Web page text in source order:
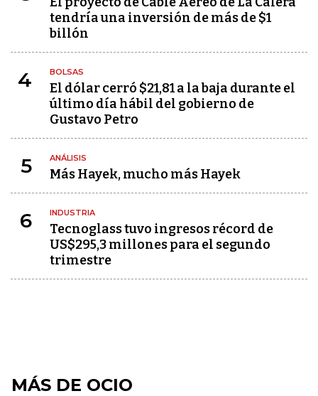
tendría una inversión de más de $1
billón
4 BOLSAS
El dólar cerró $21,81 a la baja durante el
último día hábil del gobierno de
Gustavo Petro
5 ANÁLISIS
Más Hayek, mucho más Hayek
6 INDUSTRIA
Tecnoglass tuvo ingresos récord de
US$295,3 millones para el segundo
trimestre
MÁS DE OCIO